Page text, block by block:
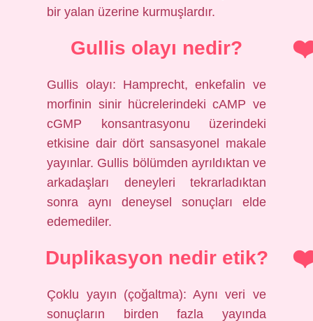
bir yalan üzerine kurmuşlardır.
Gullis olayı nedir?
Gullis olayı: Hamprecht, enkefalin ve
morfinin sinir hücrelerindeki cAMP ve
cGMP konsantrasyonu üzerindeki
etkisine dair dört sansasyonel makale
yayınlar. Gullis bölümden ayrıldıktan ve
arkadaşları deneyleri tekrarladıktan
sonra aynı deneysel sonuçları elde
edemediler.
Duplikasyon nedir etik?
Çoklu yayın (çoğaltma): Aynı veri ve
sonuçların birden fazla yayında